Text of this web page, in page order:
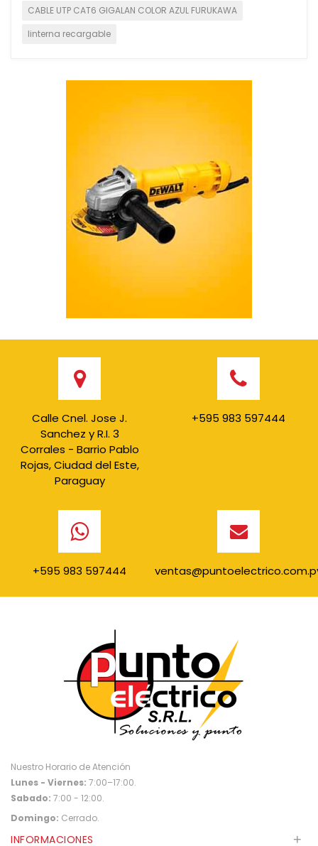
CABLE UTP CAT6 GIGALAN COLOR AZUL FURUKAWA
linterna recargable
Calle Cnel. Jose J.
Sanchez y R.I. 3
Corrales - Barrio Pablo
Rojas, Ciudad del Este,
Paraguay
+595 983 597444
+595 983 597444
Nuestro Horario de Atención
Lunes - Viernes: 7:00–17:00.
Sabado: 7:00 - 12:00.
Domingo: Cerrado.
INFORMACIONES +